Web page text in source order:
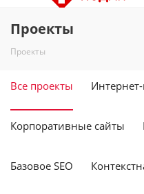
Проекты
Проекты
Все проекты
Корпоративные сайты
Базовое SEO